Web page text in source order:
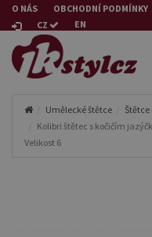
O NÁS OBCHODNÍ PODMÍNKY
CZ
EN
Umělecké štětce
Kolibri štětec s kočičím
Velikost 6